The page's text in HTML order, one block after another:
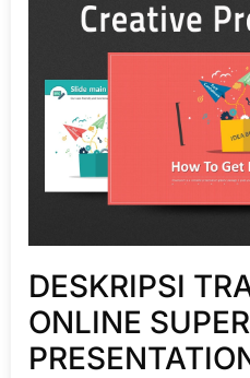
DESKRIPSI
ONLINE